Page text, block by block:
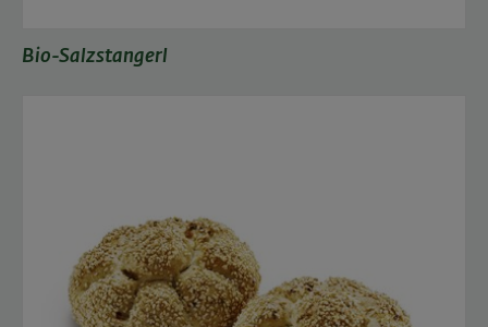
Bio-Salzstangerl